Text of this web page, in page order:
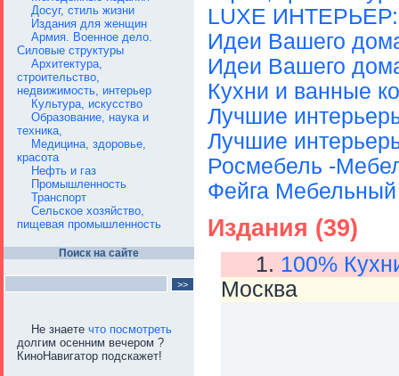
Досуг, стиль жизни
Издания для женщин
Армия. Военное дело.
Силовые структуры
Архитектура,
строительство,
недвижимость, интерьер
Культура, искусство
Образование, наука и
техника,
Медицина, здоровье,
красота
Нефть и газ
Промышленность
Транспорт
Сельское хозяйство,
пищевая промышленность
Поиск на сайте
Не знаете что посмотреть
долгим осенним вечером ?
КиноНавигатор подскажет!
LUXE ИНТЕРЬЕР:
Идеи Вашего
Идеи Вашего
Кухни и ванные
Лучшие
Лучшие
Росмебель -
Фейга
Издания (39)
1. 100%
Москва